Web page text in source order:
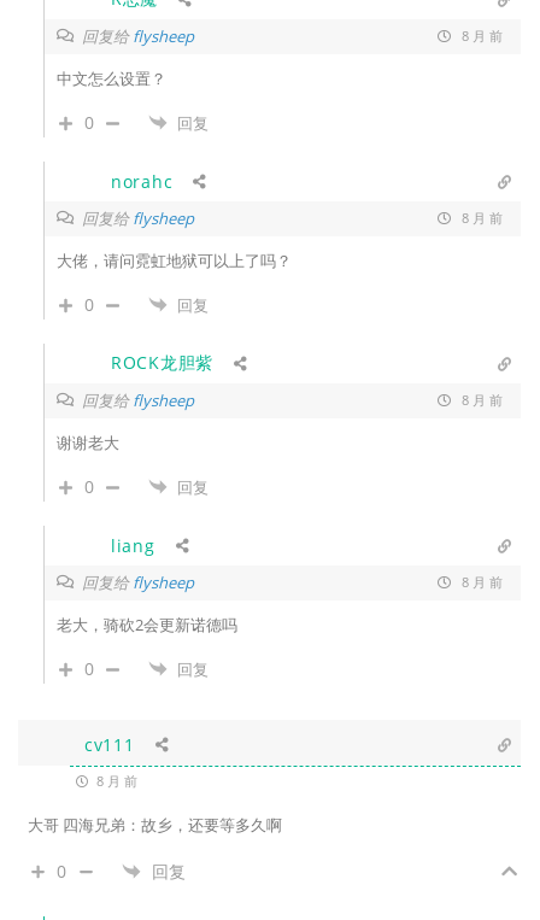
回复给flysheep 8 月 前
中文怎么设置？
0 回复
norahc
回复给flysheep 8 月 前
大佬，请问霓虹地狱可以上了吗？
0 回复
ROCK龙胆紫
回复给flysheep 8 月 前
谢谢老大
0 回复
liang
回复给flysheep 8 月 前
老大，骑砍2会更新诺德吗
0 回复
cv111
8 月 前
大哥 四海兄弟：故乡，还要等多久啊
0 回复